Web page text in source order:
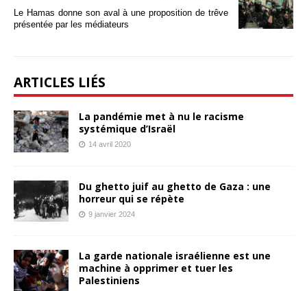
Le Hamas donne son aval à une proposition de trêve
présentée par les médiateurs
ARTICLES LIÉS
La pandémie met à nu le racisme
systémique d’Israël
14 avril 2020
Du ghetto juif au ghetto de Gaza : une
horreur qui se répète
9 janvier 2024
La garde nationale israélienne est une
machine à opprimer et tuer les
Palestiniens